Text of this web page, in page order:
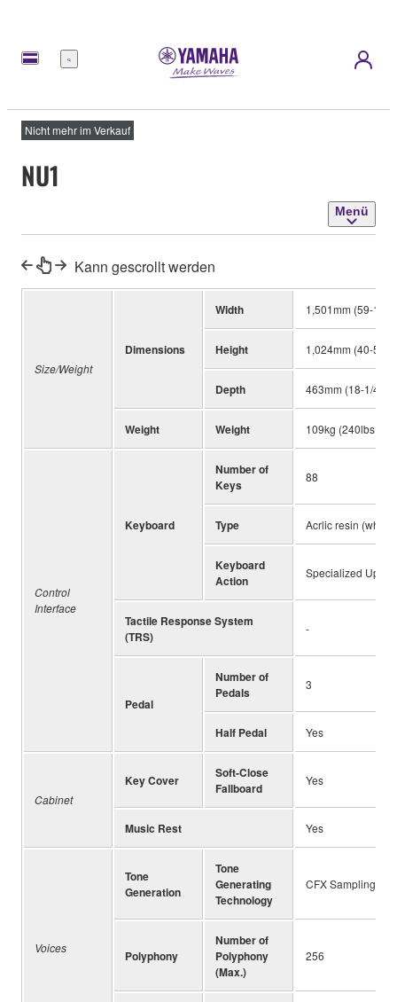
Menü
Nicht mehr im Verkauf
NU1
Menü
Kann gescrollt werden
Size/Weight
Dimensions
Width 1,501mm (59-1/8")
Height 1,024mm (40-5/
Depth 463mm (18-1/4")
Weight Weight 109kg (240lbs.,
Control
Interface
Keyboard
Number of
Keys
88
Type Acrlic resin (white
Keyboard
Action
Specialized
Tactile Response System
(TRS)
-
Pedal
Number of
Pedals
3
Half Pedal Yes
Cabinet
Key Cover
Soft-Close
Fallboard
Yes
Music Rest Yes
Voices
Tone
Generation
Tone
Generating
Technology
CFX Sampling
Polyphony
Number of
Polyphony
(Max.)
256